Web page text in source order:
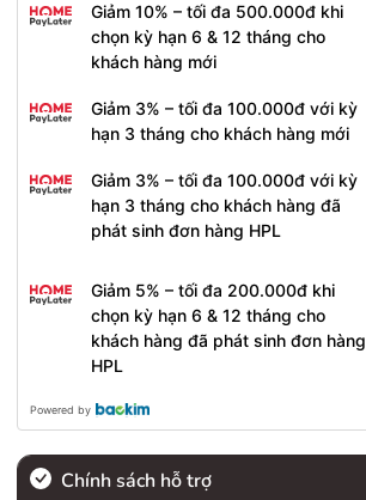
Giảm 10% – tối đa 500.000đ khi
chọn kỳ hạn 6 & 12 tháng cho
khách hàng mới
Giảm 3% – tối đa 100.000đ với kỳ
hạn 3 tháng cho khách hàng mới
Giảm 3% – tối đa 100.000đ với kỳ
hạn 3 tháng cho khách hàng đã
phát sinh đơn hàng HPL
Giảm 5% – tối đa 200.000đ khi
chọn kỳ hạn 6 & 12 tháng cho
khách hàng đã phát sinh đơn hàng
HPL
Powered by
Chính sách hỗ trợ